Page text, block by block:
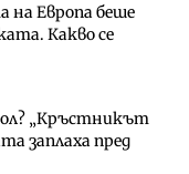
на Европа беше
Какво се
„Кръстникът
заплаха пред
150 устройства с
август
огромен
център в
изпълнител за
изток 2“